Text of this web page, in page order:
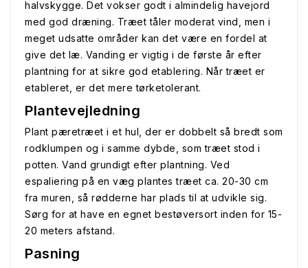
halvskygge. Det vokser godt i almindelig havejord
med god dræning. Træet tåler moderat vind, men i
meget udsatte områder kan det være en fordel at
give det læ. Vanding er vigtig i de første år efter
plantning for at sikre god etablering. Når træet er
etableret, er det mere tørketolerant.
Plantevejledning
Plant pæretræet i et hul, der er dobbelt så bredt som
rodklumpen og i samme dybde, som træet stod i
potten. Vand grundigt efter plantning. Ved
espaliering på en væg plantes træet ca. 20-30 cm
fra muren, så rødderne har plads til at udvikle sig.
Sørg for at have en egnet bestøversort inden for 15-
20 meters afstand.
Pasning